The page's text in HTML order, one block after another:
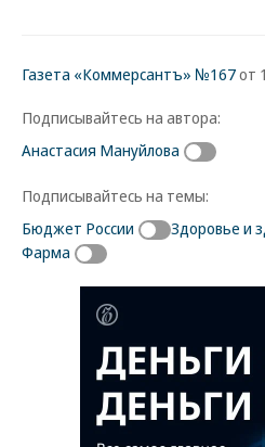
Газета «Коммерсантъ» №167от
Подписывайтесь на автора:
Анастасия Мануйлова
Подписывайтесь на темы:
Бюджет России
Здоровье и
Фарма